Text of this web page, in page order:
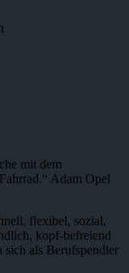
mit dem
Adam Opel
flexibel, sozial,
kopf-befreiend
als Berufspendler